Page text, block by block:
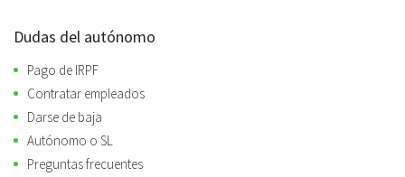
Dudas del autónomo
Pago de IRPF
Contratar empleados
Darse de baja
Autónomo o SL
Preguntas frecuentes